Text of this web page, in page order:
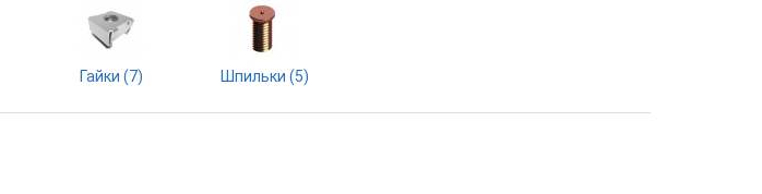
Гайки (7) Шпильки (5)